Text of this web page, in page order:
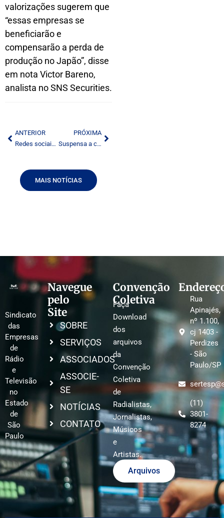
valorizações sugerem que
“essas empresas se
beneficiarão e
compensarão a perda de
produção no Japão”, disse
em nota Victor Bareno,
analista no SNS Securities.
ANTERIOR
Redes sociais como fonte para os jornalistas
PRÓXIMA
Suspensa a concessão de rádio e tevê
MAIS NOTÍCIAS
Sindicato
das
Empresas
de
Rádio
e
Televisão
no
Estado
de
São
Paulo
Navegue
pelo
Site
SOBRE
SERVIÇOS
ASSOCIADOS
ASSOCIE-
SE
NOTÍCIAS
CONTATO
Convenção
Coletiva
Faça
Download
dos
arquivos
da
Convenção
Coletiva
de
Radialistas,
Jornalistas,
Músicos
e
Artistas.
Arquivos
Rua
Apinajés,
nº 1.100,
cj 1403 -
Perdizes
- São
Paulo/SP
(11)
3801-
8274